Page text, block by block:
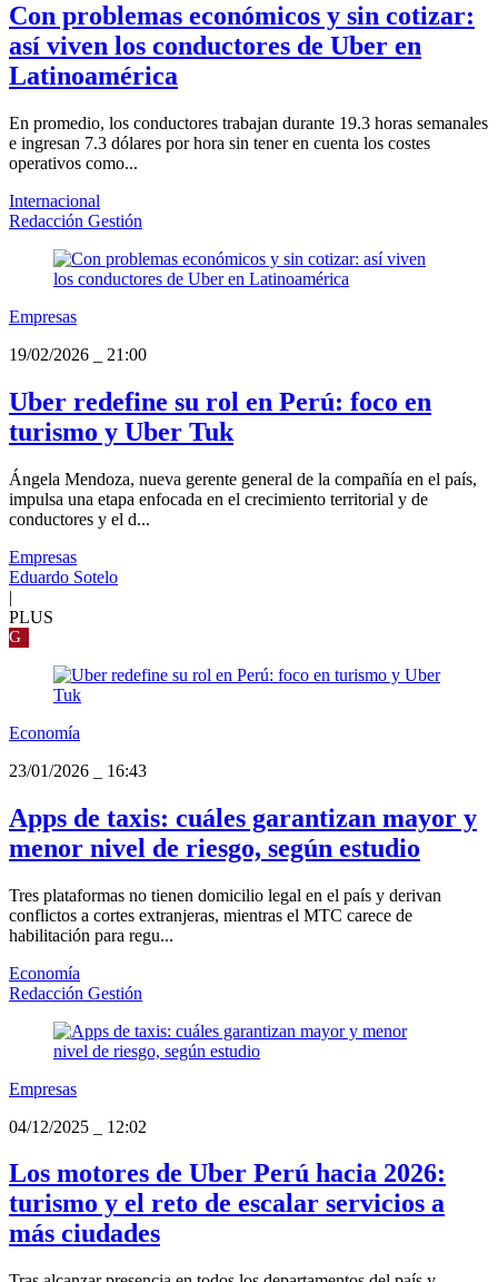
Con problemas económicos y sin cotizar:
así viven los conductores de Uber en
Latinoamérica
En promedio, los conductores trabajan durante 19.3 horas semanales
e ingresan 7.3 dólares por hora sin tener en cuenta los costes
operativos como...
Internacional
Redacción Gestión
Empresas
19/02/2026
21:00
Uber redefine su rol en Perú: foco en
turismo y Uber Tuk
Ángela Mendoza, nueva gerente general de la compañía en el país,
impulsa una etapa enfocada en el crecimiento territorial y de
conductores y el d...
Empresas
Eduardo Sotelo
|
PLUS
G
Economía
23/01/2026
16:43
Apps de taxis: cuáles garantizan mayor y
menor nivel de riesgo, según estudio
Tres plataformas no tienen domicilio legal en el país y derivan
conflictos a cortes extranjeras, mientras el MTC carece de
habilitación para regu...
Economía
Redacción Gestión
Empresas
04/12/2025
12:02
Los motores de Uber Perú hacia 2026:
turismo y el reto de escalar servicios a
más ciudades